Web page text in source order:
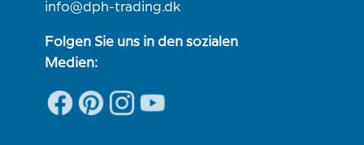
info@dph-trading.dk
Folgen Sie uns in den sozialen
Medien: